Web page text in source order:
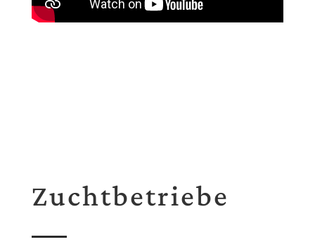
Zuchtbetriebe